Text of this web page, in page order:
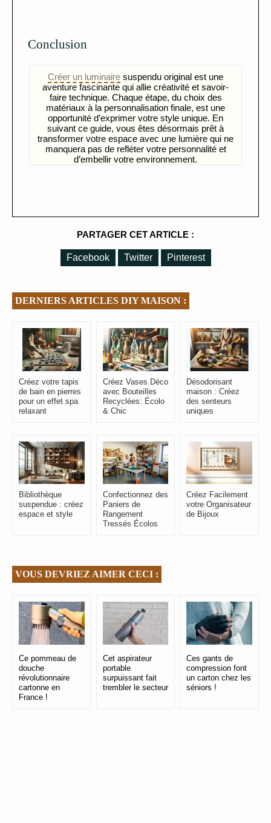
Conclusion
Créer un luminaire suspendu original est une
aventure fascinante qui allie créativité et savoir-
faire technique. Chaque étape, du choix des
matériaux à la personnalisation finale, est une
opportunité d’exprimer votre style unique. En
suivant ce guide, vous êtes désormais prêt à
transformer votre espace avec une lumière qui ne
manquera pas de refléter votre personnalité et
d’embellir votre environnement.
PARTAGER CET ARTICLE :
Facebook Twitter Pinterest
DERNIERS ARTICLES DIY MAISON :
Créez votre tapis
de bain en pierres
pour un effet spa
relaxant
Créez Vases Déco
avec Bouteilles
Recyclées: Écolo
& Chic
Désodorisant
maison : Créez
des senteurs
uniques
Bibliothèque
suspendue : créez
espace et style
Confectionnez des
Paniers de
Rangement
Tressés Écolos
Créez Facilement
votre Organisateur
de Bijoux
VOUS DEVRIEZ AIMER CECI :
Ce pommeau de
douche
révolutionnaire
cartonne en
France !
Cet aspirateur
portable
surpuissant fait
trembler le secteur
Ces gants de
compression font
un carton chez les
séniors !